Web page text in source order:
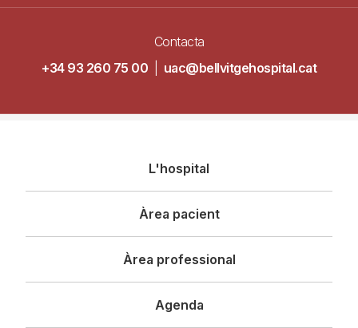
Contacta
+34 93 260 75 00
uac@bellvitgehospital.cat
principal
L'hospital
Àrea pacient
Àrea professional
Agenda